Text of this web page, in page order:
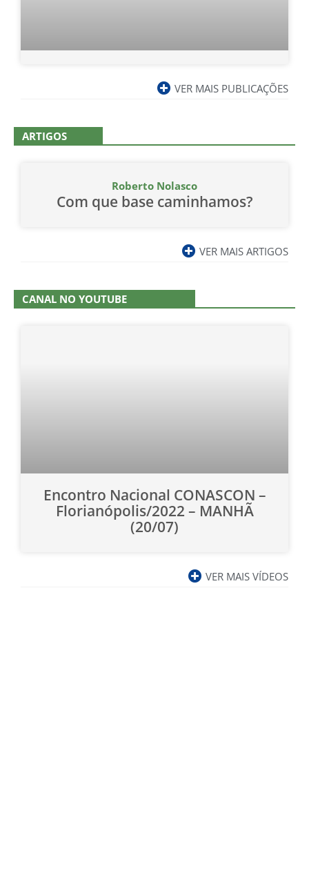
VER MAIS PUBLICAÇÕES
ARTIGOS
Roberto Nolasco
Com que base caminhamos?
VER MAIS ARTIGOS
CANAL NO YOUTUBE
Encontro Nacional CONASCON –
Florianópolis/2022 – MANHÃ
(20/07)
VER MAIS VÍDEOS